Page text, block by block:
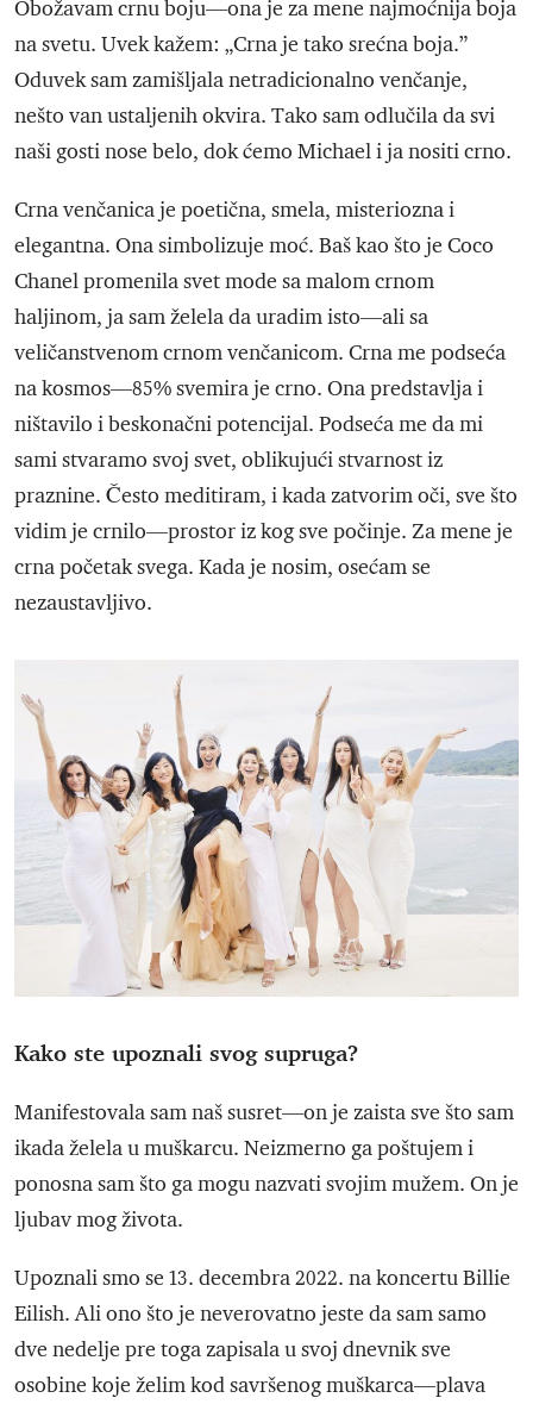
Obožavam crnu boju—ona je za mene najmoćnija boja
na svetu. Uvek kažem: „Crna je tako srećna boja.”
Oduvek sam zamišljala netradicionalno venčanje,
nešto van ustaljenih okvira. Tako sam odlučila da svi
naši gosti nose belo, dok ćemo Michael i ja nositi crno.
Crna venčanica je poetična, smela, misteriozna i
elegantna. Ona simbolizuje moć. Baš kao što je Coco
Chanel promenila svet mode sa malom crnom
haljinom, ja sam želela da uradim isto—ali sa
veličanstvenom crnom venčanicom. Crna me podseća
na kosmos—85% svemira je crno. Ona predstavlja i
ništavilo i beskonačni potencijal. Podseća me da mi
sami stvaramo svoj svet, oblikujući stvarnost iz
praznine. Često meditiram, i kada zatvorim oči, sve što
vidim je crnilo—prostor iz kog sve počinje. Za mene je
crna početak svega. Kada je nosim, osećam se
nezaustavljivo.
Kako ste upoznali svog supruga?
Manifestovala sam naš susret—on je zaista sve što sam
ikada želela u muškarcu. Neizmerno ga poštujem i
ponosna sam što ga mogu nazvati svojim mužem. On je
ljubav mog života.
Upoznali smo se 13. decembra 2022. na koncertu Billie
Eilish. Ali ono što je neverovatno jeste da sam samo
dve nedelje pre toga zapisala u svoj dnevnik sve
osobine koje želim kod savršenog muškarca—plava